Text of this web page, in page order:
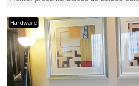
Hardware